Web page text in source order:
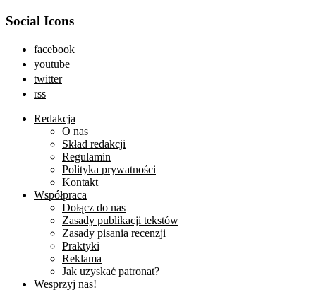
Social Icons
facebook
youtube
twitter
rss
Redakcja
O nas
Skład redakcji
Regulamin
Polityka prywatności
Kontakt
Współpraca
Dołącz do nas
Zasady publikacji tekstów
Zasady pisania recenzji
Praktyki
Reklama
Jak uzyskać patronat?
Wesprzyj nas!